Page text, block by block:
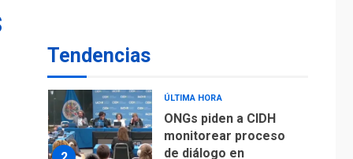
Tendencias
2
Venezuela
POLÍTICA
TITULARES
ÚLTIMA HORA
Gobierno y AN2015 en